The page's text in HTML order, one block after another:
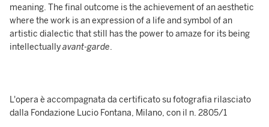
meaning. The final outcome is the achievement of an aesthetic
where the work is an expression of a life and symbol of an
artistic dialectic that still has the power to amaze for its being
intellectuallyavant-garde.
L'opera è accompagnata da certificato su fotografia rilasciato
dalla Fondazione Lucio Fontana, Milano, con il n. 2805/1